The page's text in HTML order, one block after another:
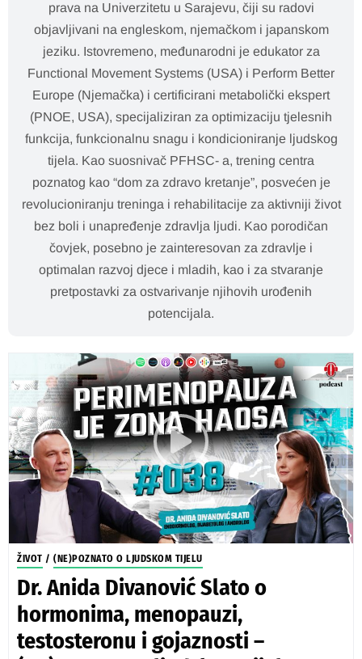
prava na Univerzitetu u Sarajevu, čiji su radovi
objavljivani na engleskom, njemačkom i japanskom
jeziku. Istovremeno, međunarodni je edukator za
Functional Movement Systems (USA) i Perform Better
Europe (Njemačka) i certificirani metabolički ekspert
(PNOE, USA), specijaliziran za optimizaciju tjelesnih
funkcija, funkcionalnu snagu i kondicioniranje ljudskog
tijela. Kao suosnivač PFHSC- a, trening centra
poznatog kao “dom za zdravo kretanje”, posvećen je
revolucioniranju treninga i rehabilitacije za aktivniji život
bez boli i unapređenje zdravlja ljudi. Kao porodičan
čovjek, posebno je zainteresovan za zdravlje i
optimalan razvoj djece i mladih, kao i za stvaranje
pretpostavki za ostvarivanje njihovih urođenih
potencijala.
ŽIVOT / (NE)POZNATO O LJUDSKOM TIJELU
Dr. Anida Divanović Slato o
hormonima, menopauzi,
testosteronu i gojaznosti –